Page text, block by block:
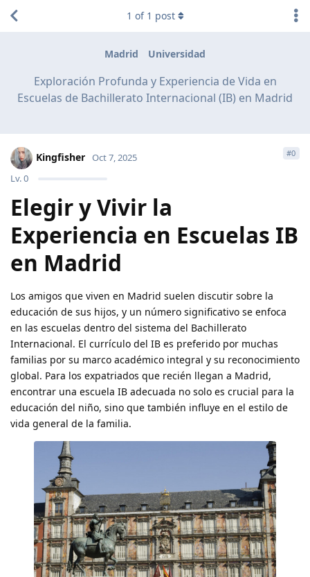
Madrid Universidad
Exploración Profunda y Experiencia de Vida en
Escuelas de Bachillerato Internacional (IB) en Madrid
1 of 1 post
Kingfisher
Lv.0
Oct 7, 2025 #0
Elegir y Vivir la
Experiencia en Escuelas IB
en Madrid
Los amigos que viven en Madrid suelen discutir sobre la
educación de sus hijos, y un número significativo se enfoca
en las escuelas dentro del sistema del Bachillerato
Internacional. El currículo del IB es preferido por muchas
familias por su marco académico integral y su reconocimiento
global. Para los expatriados que recién llegan a Madrid,
encontrar una escuela IB adecuada no solo es crucial para la
educación del niño, sino que también influye en el estilo de
vida general de la familia.